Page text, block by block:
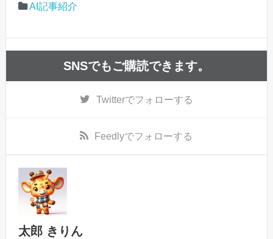
AI記事紹介
SNSでもご購読できます。
Twitterでフォローする
Feedlyでフォローする
太郎 きりん